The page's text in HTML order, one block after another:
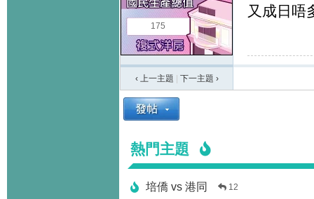
175
又成日唔
‹ 上一主題 下一主題 ›
熱門主題
培僑 vs 港同 12